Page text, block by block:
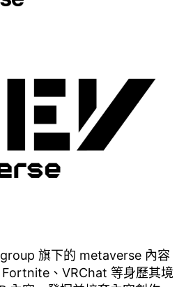
旗下的 metaverse 內容
、VRChat 等身歷其境